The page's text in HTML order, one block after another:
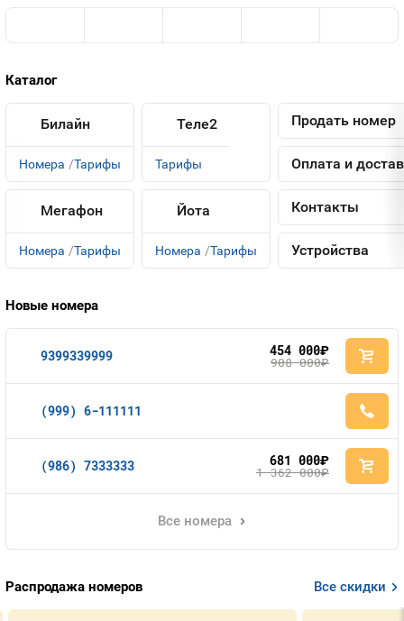
Каталог
Билайн
Номера Тарифы
Мегафон
Номера Тарифы
Теле2
Тарифы
Йота
Номера Тарифы
Продать номер
Оплата и
Контакты
Устройства
Новые номера
9399339999 454 000руб.
908 000руб.
(999) 6-111111
(986) 7333333 681 000руб.
1 362 000руб.
Все номера
Распродажа номеров Все скидки